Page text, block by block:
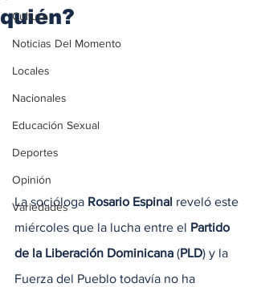
Cultura
Noticias Del Momento
Locales
Nacionales
Educación Sexual
Deportes
Opinión
Variedades
quién?
La socióloga Rosario Espinal reveló este
miércoles que la lucha entre el Partido
de la Liberación Dominicana (PLD) y la
Fuerza del Pueblo todavía no ha